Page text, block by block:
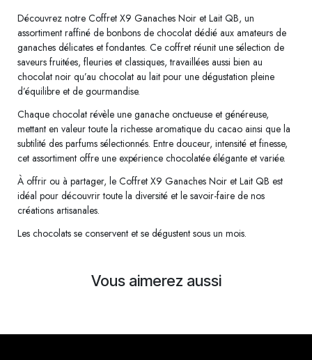
Découvrez notre Coffret X9 Ganaches Noir et Lait QB, un
assortiment raffiné de bonbons de chocolat dédié aux amateurs de
ganaches délicates et fondantes. Ce coffret réunit une sélection de
saveurs fruitées, fleuries et classiques, travaillées aussi bien au
chocolat noir qu’au chocolat au lait pour une dégustation pleine
d’équilibre et de gourmandise.
Chaque chocolat révèle une ganache onctueuse et généreuse,
mettant en valeur toute la richesse aromatique du cacao ainsi que la
subtilité des parfums sélectionnés. Entre douceur, intensité et finesse,
cet assortiment offre une expérience chocolatée élégante et variée.
À offrir ou à partager, le Coffret X9 Ganaches Noir et Lait QB est
idéal pour découvrir toute la diversité et le savoir-faire de nos
créations artisanales.
Les chocolats se conservent et se dégustent sous un mois.
Vous aimerez aussi